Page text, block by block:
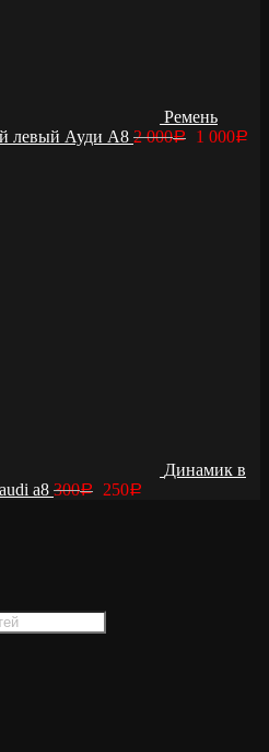
Ремень
левый Ауди А8 2 000Р 1 000Р
Динамик в
a8 300Р 250Р